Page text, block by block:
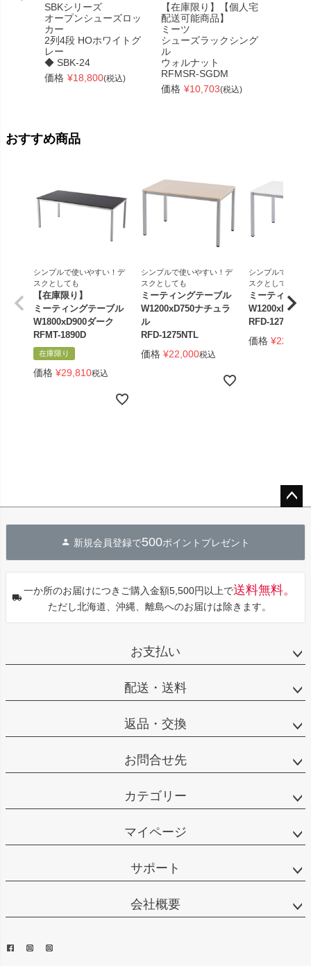
SBKシリーズ
オープンシューズロッ
カー
2列4段 HOホワイトグ
レー
◆ SBK-24
価格 ¥18,800(税込)
【在庫限り】【個人宅
配送可能商品】
ミーツ
シューズラックシング
ル
ウォルナット
RFMSR-SGDM
価格 ¥10,703(税込)
おすすめ商品
シンプルで使いやすい！デ
スクとしても
【在庫限り】
ミーティングテーブル
W1800xD900ダーク
RFMT-1890D
在庫限り
価格 ¥29,810税込
シンプルで使いやすい！デ
スクとしても
ミーティングテーブル
W1200xD750ナチュラ
ル
RFD-1275NTL
価格 ¥22,000税込
シンプルで使い
スクとしても
ミーティング
W1200xD750
RFD-1275WTL
価格 ¥22,000
へ
新規会員登録で500ポイントプレゼント
一か所のお届けにつきご購入金額5,500円以上で送料無料。
ただし北海道、沖縄、離島へのお届けは除きます。
お支払い
配送・送料
返品・交換
お問合せ先
カテゴリー
マイページ
サポート
会社概要